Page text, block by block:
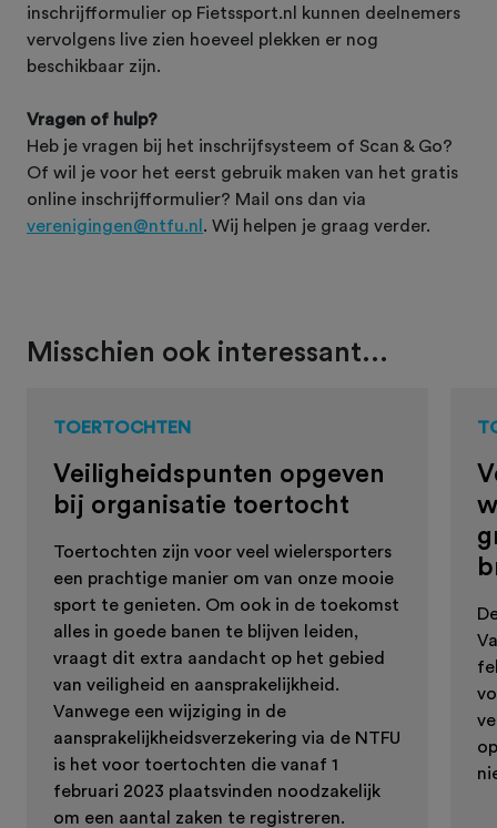
inschrijfformulier op Fietssport.nl kunnen deelnemers
vervolgens live zien hoeveel plekken er nog
beschikbaar zijn.
Vragen of hulp?
Heb je vragen bij het inschrijfsysteem of Scan & Go?
Of wil je voor het eerst gebruik maken van het gratis
online inschrijfformulier? Mail ons dan via
verenigingen@ntfu.nl . Wij helpen je graag verder.
Misschien ook interessant...
TOERTOCHTEN
Veiligheidspunten opgeven
bij organisatie toertocht
Toertochten zijn voor veel wielersporters
een prachtige manier om van onze mooie
sport te genieten. Om ook in de toekomst
alles in goede banen te blijven leiden,
vraagt dit extra aandacht op het gebied
van veiligheid en aansprakelijkheid.
Vanwege een wijziging in de
aansprakelijkheidsverzekering via de NTFU
is het voor toertochten die vanaf 1
februari 2023 plaatsvinden noodzakelijk
om een aantal zaken te registreren.